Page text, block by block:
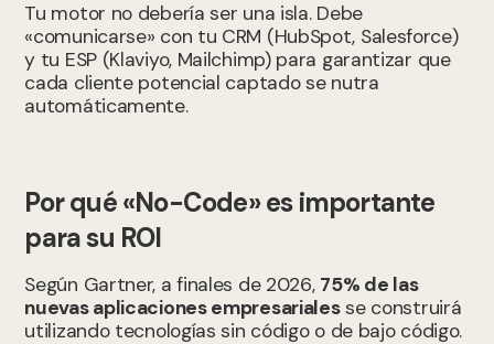
Tu motor no debería ser una isla. Debe
«comunicarse» con tu CRM (HubSpot, Salesforce)
y tu ESP (Klaviyo, Mailchimp) para garantizar que
cada cliente potencial captado se nutra
automáticamente.
Por qué «No-Code» es importante
para su ROI
Según Gartner, a finales de 2026, 75% de las
nuevas aplicaciones empresarialesse construirá
utilizando tecnologías sin código o de bajo código.